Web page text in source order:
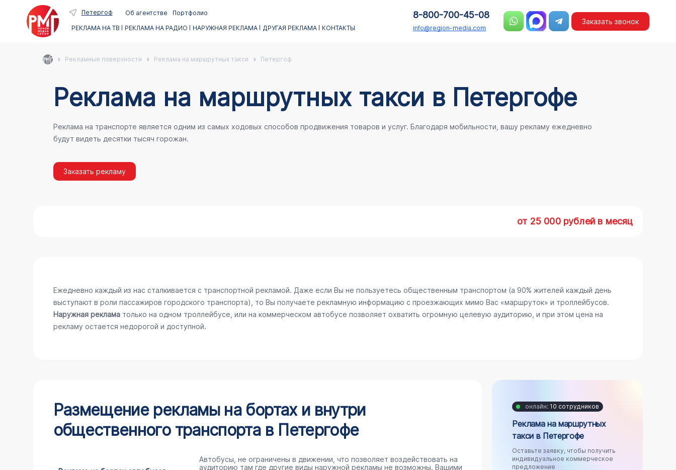
Петергоф Об агентстве
Портфолио
РЕКЛАМА НА ТВ
РЕКЛАМА НА РАДИО НАРУЖНАЯ РЕКЛАМА ДРУГАЯ РЕКЛАМА КОНТАКТЫ
8-800-700-45-08
info@region-media.com
Заказать звонок
Рекламные поверхности Реклама на маршрутных такси Петергоф
Реклама на маршрутных такси в Петергофе
Реклама на транспорте является одним из самых ходовых способов продвижения товаров и услуг. Благодаря мобильности, вашу рекламу ежедневно
будут видеть десятки тысяч горожан.
Заказать рекламу
от 25 000 рублей в месяц
Ежедневно каждый из нас сталкивается с транспортной рекламой. Даже если Вы не пользуетесь общественным транспортом (а 90% жителей каждый день
выступают в роли пассажиров городского транспорта), то Вы получаете рекламную информацию с проезжающих мимо Вас «маршруток» и троллейбусов.
Наружная реклама только на одном троллейбусе, или на коммерческом автобусе позволяет охватить огромную целевую аудиторию, и при этом цена на
рекламу остается недорогой и доступной.
Размещение рекламы на бортах и внутри
общественного транспорта в Петергофе
Автобусы, не ограничены в движении, что позволяет воздействовать на
аудиторию там где другие виды наружной рекламы не возможны. Вашими
онлайн: 10 сотрудников
Реклама на маршрутных
такси в Петергофе
Оставьте заявку, чтобы получить
индивидуальное коммерческое
предложение